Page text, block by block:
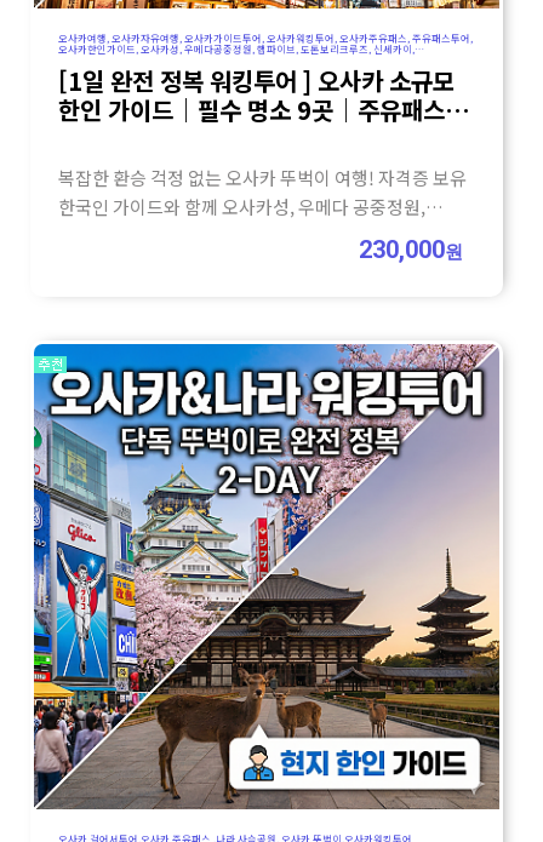
오사카여행, 오사카자유여행, 오사카가이드투어, 오사카워킹투어, 오사카주유패스, 주유패스투어,
오사카한인가이드, 오사카성, 우메다공중정원, 햅파이브, 도톤보리크루즈, 신세카이,
오사카코스추천, 가자고투어
[1일 완전 정복 워킹투어 ] 오사카 소규모
한인 가이드｜필수 명소 9곳｜주유패스
복잡한 환승 걱정 없는 오사카 뚜벅이 여행! 자격증 보유
한국인 가이드와 함께 오사카성, 우메다 공중정원,
도톤보리 크루즈 등 주유패스 핵심 코스를 소규모로
230,000원
오사카 걸어서투어,오사카 주유패스 ,나라 사슴공원, 오사카 뚜벅이,오사카워킹투어